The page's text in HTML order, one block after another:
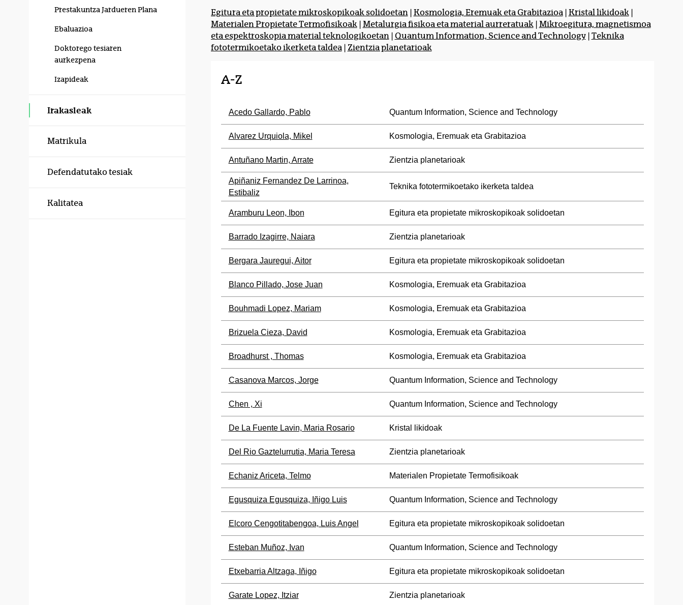
Prestakuntza Jardueren Plana
Ebaluazioa
Doktorego tesiaren
aurkezpena
Izapideak
Irakasleak
Matrikula
Defendatutako tesiak
Kalitatea
Egitura eta propietate mikroskopikoak solidoetan| Kosmologia, Eremuak eta Grabitazioa| Kristal likidoak|
Materialen Propietate Termofisikoak| Metalurgia fisikoa eta material aurreratuak| Mikroegitura, magnetismoa
eta espektroskopia material teknologikoetan| Quantum Information, Science and Technology| Teknika
fototermikoetako ikerketa taldea| Zientzia planetarioak
A-Z
Acedo Gallardo, Pablo Quantum Information, Science and Technology
Alvarez Urquiola, Mikel Kosmologia, Eremuak eta Grabitazioa
Antuñano Martin, Arrate Zientzia planetarioak
Apiñaniz Fernandez De Larrinoa,
Estibaliz
Teknika fototermikoetako ikerketa taldea
Aramburu Leon, Ibon Egitura eta propietate mikroskopikoak solidoetan
Barrado Izagirre, Naiara Zientzia planetarioak
Bergara Jauregui, Aitor Egitura eta propietate mikroskopikoak solidoetan
Blanco Pillado, Jose Juan Kosmologia, Eremuak eta Grabitazioa
Bouhmadi Lopez, Mariam Kosmologia, Eremuak eta Grabitazioa
Brizuela Cieza, David Kosmologia, Eremuak eta Grabitazioa
Broadhurst , Thomas Kosmologia, Eremuak eta Grabitazioa
Casanova Marcos, Jorge Quantum Information, Science and Technology
Chen , Xi Quantum Information, Science and Technology
De La Fuente Lavin, Maria Rosario Kristal likidoak
Del Rio Gaztelurrutia, Maria Teresa Zientzia planetarioak
Echaniz Ariceta, Telmo Materialen Propietate Termofisikoak
Egusquiza Egusquiza, Iñigo Luis Quantum Information, Science and Technology
Elcoro Cengotitabengoa, Luis Angel Egitura eta propietate mikroskopikoak solidoetan
Esteban Muñoz, Ivan Quantum Information, Science and Technology
Etxebarria Altzaga, Iñigo Egitura eta propietate mikroskopikoak solidoetan
Garate Lopez, Itziar Zientzia planetarioak